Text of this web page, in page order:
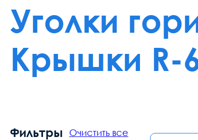
Уголки
Крышки R-
Фильтры Очистить все